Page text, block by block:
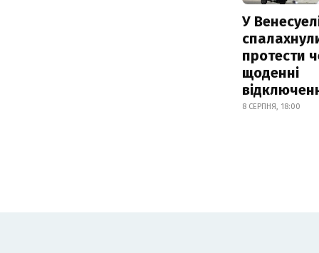
У
протести
щоденні
8 СЕРПНЯ, 18:00